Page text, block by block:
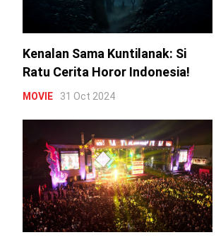
Kenalan Sama Kuntilanak: Si
Ratu Cerita Horor Indonesia!
MOVIE 31 Oct 2024